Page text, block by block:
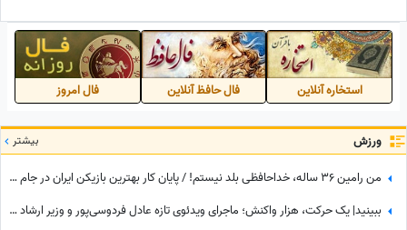
استخاره آنلاین فال حافظ آنلاین فال امروز
ورزش بیشتر
من رامین 36 ساله، خداحافظی بلد نیستم! / پایان کار بهترین بازیکن ایران در جام جهانی با استقلال تهران
ببینید| یک حرکت، هزار واکنش؛ ماجرای ویدئوی تازه عادل فردوسی‌پور و وزیر ارشاد در مراسم ختم اکبر عبدی چیست؟